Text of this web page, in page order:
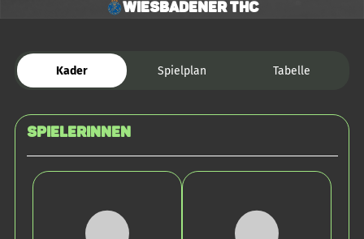
Wiesbadener THC
Kader Spielplan Tabelle
SPIELERINNEN